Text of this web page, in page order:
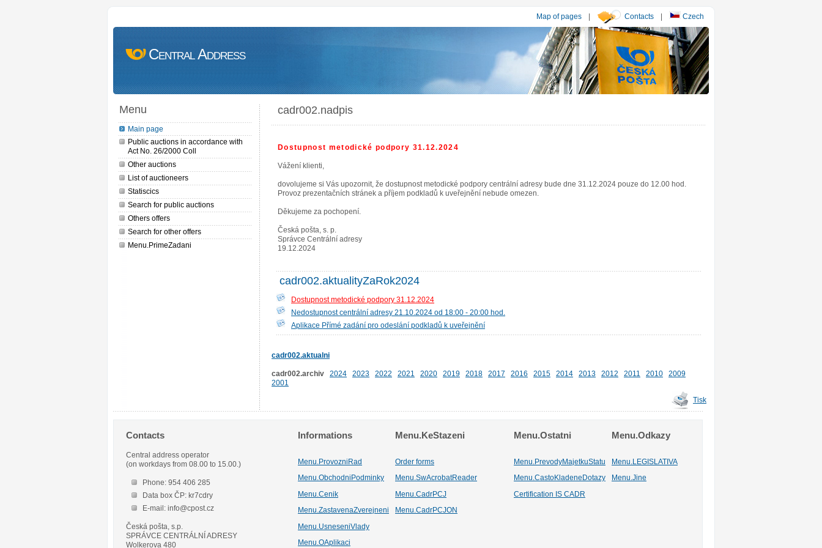
Map of pages | Contacts | Czech
Central Address
Menu
Main page
Public auctions in accordance with
Act No. 26/2000 Coll
Other auctions
List of auctioneers
Statiscics
Search for public auctions
Others offers
Search for other offers
Menu.PrimeZadani
cadr002.nadpis
Dostupnost metodické podpory 31.12.2024
Vážení klienti,
dovolujeme si Vás upozornit, že dostupnost metodické podpory centrální adresy bude dne 31.12.2024 pouze do 12.00 hod.
Provoz prezentačních stránek a příjem podkladů k uveřejnění nebude omezen.
Děkujeme za pochopení.
Česká pošta, s. p.
Správce Centrální adresy
19.12.2024
cadr002.aktualityZaRok2024
Dostupnost metodické podpory 31.12.2024
Nedostupnost centrální adresy 21.10.2024 od 18:00 - 20:00 hod.
Aplikace Přímé zadání pro odeslání podkladů k uveřejnění
cadr002.aktualni
cadr002.archiv 2024 2023 2022 2021 2020 2019 2018 2017 2016 2015 2014 2013 2012 2011 2010
2009
2001
Tisk
Contacts
Central address operator
(on workdays from 08.00 to 15.00.)
Phone: 954 406 285
Data box ČP: kr7cdry
E-mail: info@cpost.cz
Česká pošta, s.p.
SPRÁVCE CENTRÁLNÍ ADRESY
Wolkerova 480
Informations Menu.KeStazeni Menu.Ostatni Menu.Odkazy
Menu.ProvozniRad Order forms Menu.PrevodyMajetkuStatu
Menu.LEGISLATIVA
Menu.ObchodniPodminky
Menu.SwAcrobatReader Menu.CastoKladeneDotazy Menu.Jine
Menu.Cenik Menu.CadrPCJ
Certification IS CADR
Menu.ZastavenaZverejneni
Menu.CadrPCJON
Menu.UsneseniVlady
Menu.OAplikaci